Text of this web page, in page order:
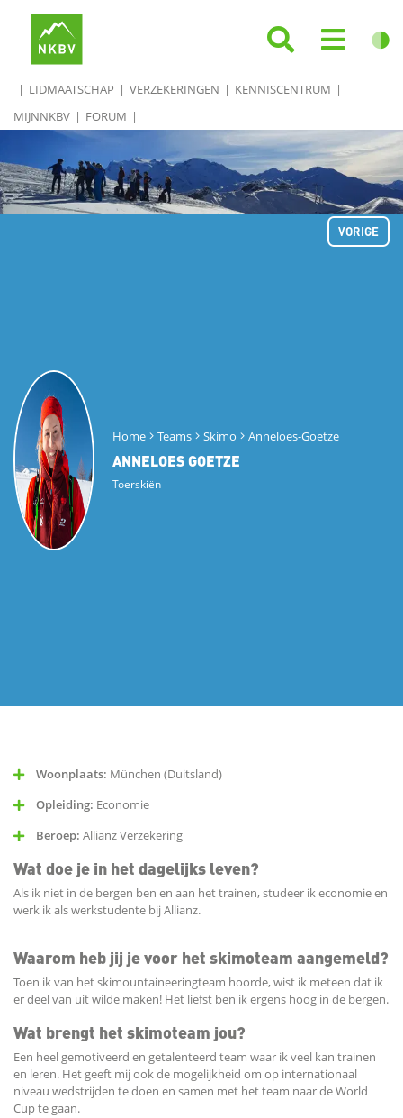
LIDMAATSCHAP VERZEKERINGEN
KENNISCENTRUM
MIJNNKBV
FORUM
VORIGE
Home Teams Skimo Anneloes-Goetze
ANNELOES GOETZE
Toerskiën
Woonplaats: München (Duitsland)
Opleiding: Economie
Beroep: Allianz Verzekering
Wat doe je in het dagelijks leven?
Als ik niet in de bergen ben en aan het trainen, studeer ik economie en
werk ik als werkstudente bij Allianz.
Waarom heb jij je voor het skimoteam aangemeld?
Toen ik van het skimountaineeringteam hoorde, wist ik meteen dat ik
er deel van uit wilde maken! Het liefst ben ik ergens hoog in de bergen.
Wat brengt het skimoteam jou?
Een heel gemotiveerd en getalenteerd team waar ik veel kan trainen
en leren. Het geeft mij ook de mogelijkheid om op internationaal
niveau wedstrijden te doen en samen met het team naar de World
Cup te gaan.